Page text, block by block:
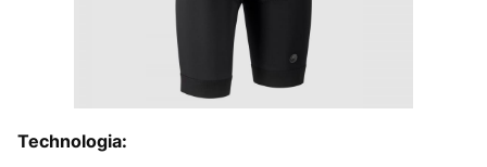
Technologia: